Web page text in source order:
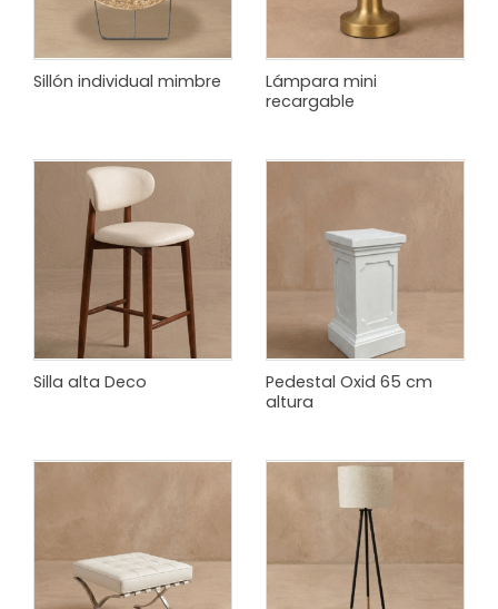
Sillón individual mimbre
Lámpara mini
recargable
Silla alta Deco
Pedestal Oxid 65 cm
altura